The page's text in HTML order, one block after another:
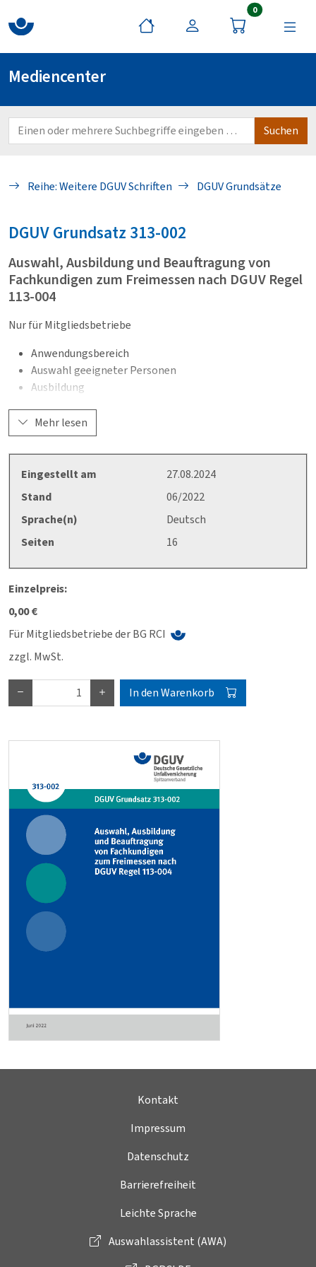
0Artikel im
Mediencenter
Reihe: Weitere DGUV Schriften DGUV Grundsätze
DGUVGrundsatz 313-002
Auswahl, Ausbildung und Beauftragung von
Fachkundigen zum Freimessen nach DGUV Regel
113-004
Nur für Mitgliedsbetriebe
Anwendungsbereich
Auswahl geeigneter Personen
Ausbildung
Fortbildung
Qualifizierung der Ausbildenden
Anhang 1: Muster einer Bescheinigung Ausbildung nach
dem DGUV Grundsatz 313-002
Anhang 3: Muster einer Beauftragung eines Fachkundigen
zum Freimessen nach DGUV Regel 113-004
Mehr lesen
Eingestellt am
27.08.2024
Stand
06/2022
Sprache(n)
Deutsch
Seiten
16
Einzelpreis:
0,00 €
Für Mitgliedsbetriebe der BG RCI
zzgl. MwSt.
In den Warenkorb
Kontakt
Impressum
Datenschutz
Barrierefreiheit
Leichte Sprache
Auswahlassistent (AWA)